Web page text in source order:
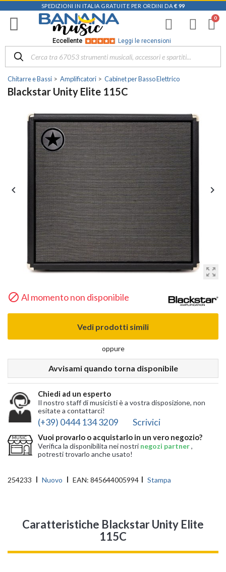
SPEDIZIONI IN ITALIA GRATUITE PER ORDINI DA € 99
Eccellente Leggi le recensioni
Chitarre e Bassi Amplificatori Cabinet per Basso Elettrico
Blackstar Unity Elite 115C
zoom_out_map
 
 Al momento non disponibile
Vedi prodotti simili
oppure
Avvisami quando torna disponibile
Chiedi ad un esperto
Il nostro staff di musicisti è a vostra disposizione, non
esitate a contattarci!
(+39) 0444 134 3209 Scrivici
Vuoi provarlo o acquistarlo in un vero negozio?
Verifica la disponibilita nei nostri negozi partner,
potresti trovarlo anche usato!
254233 Nuovo EAN: 845644005994 Stampa
Caratteristiche Blackstar Unity Elite
115C